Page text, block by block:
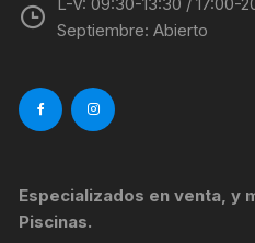
Septiembre: Abierto
Especializados en venta, y
Piscinas.